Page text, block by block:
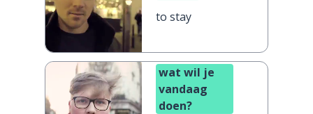
to stay
wat wil je
vandaag
doen?